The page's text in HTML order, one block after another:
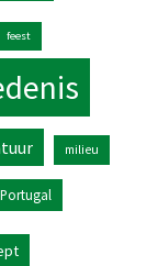
feest
milieu